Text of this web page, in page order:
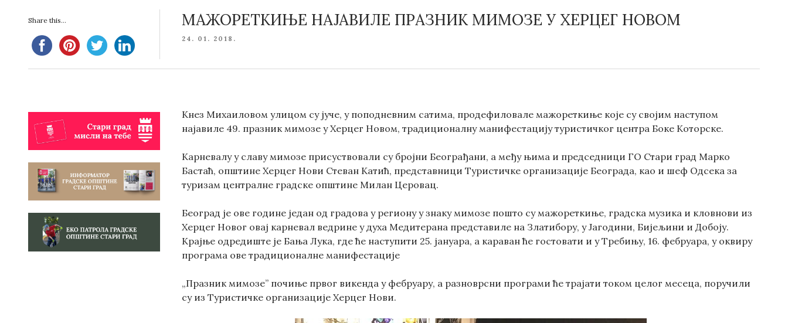
Share this... МАЖОРЕТКИЊЕ НАЈАВИЛЕ ПРАЗНИК МИМОЗЕ У ХЕРЦЕГ НОВОМ
POSTED
24. 01. 2018.
Кнез Михаиловом улицом су јуче, у поподневним сатима, продефиловале мажореткиње које су својим наступом
најавиле 49. празник мимозе у Херцег Новом, традиционалну манифестацију туристичког центра Боке Которске.
Карневалу у славу мимозе присуствовали су бројни Београђани, а међу њима и председници ГО Стари град Марко
Бастаћ, општине Херцег Нови Стеван Катић, представници Туристичке организације Београда, као и шеф Одсека за
туризам централне градске општине Милан Церовац.
Београд је ове године један од градова у региону у знаку мимозе пошто су мажореткиње, градска музика и кловнови из
Херцег Новог овај карневал ведрине у духа Медитерана представиле на Златибору, у Јагодини, Бијељини и Добоју.
Крајње одредиште је Бања Лука, где ће наступити 25. јануара, а караван ће гостовати и у Требињу, 16. фебруара, у оквиру
програма ове традиционалне манифестације
„Празник мимозе” почиње првог викенда у фебруару, а разноврсни програми ће трајати током целог месеца, поручили
су из Туристичке организације Херцег Нови.